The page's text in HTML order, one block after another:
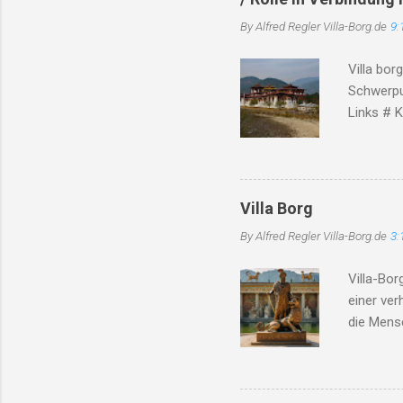
dieser
dicht,
erneut
By Alfred ReglerVilla-Borg.de
Villa
Links #
Website
Villa Borg
By Alfred ReglerVilla-Borg.de
Villa-
einer
die
Die
Region